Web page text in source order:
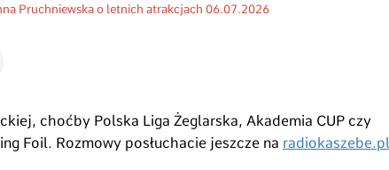
Pruchniewska o letnich atrakcjach 06.07.2026
choćby Polska Liga Żeglarska, Akademia CUP czy
Foil. Rozmowy posłuchacie jeszcze na radiokaszebe.pl